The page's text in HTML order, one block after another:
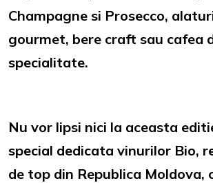
Champagne si Prosecco,
gourmet, bere craft sau cafea
specialitate.
Nu vor lipsi nici la aceasta
special dedicata vinurilor Bio,
de top din Republica Moldova,